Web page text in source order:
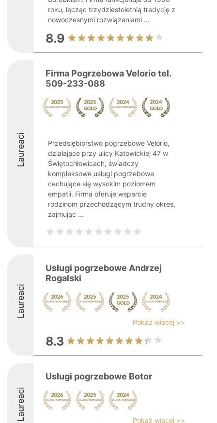
roku, łącząc trzydziestoletnią tradycję z
nowoczesnymi rozwiązaniami ...
8.9
Laureaci
Firma Pogrzebowa Velorio tel.
509-233-088
Przedsiębiorstwo pogrzebowe Velorio,
działające przy ulicy Katowickiej 47 w
Świętochłowicach, świadczy
kompleksowe usługi pogrzebowe
cechujące się wysokim poziomem
empatii. Firma oferuje wsparcie
rodzinom przechodzącym trudny okres,
zajmując ...
Laureaci
Usługi pogrzebowe Andrzej
Rogalski
Pokaż więcej >>
8.3
Laureaci
Usługi pogrzebowe Botor
Pokaż więcej >>